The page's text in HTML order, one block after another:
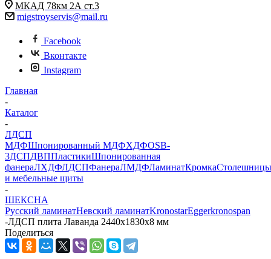
МКАД 78км 2А ст.3
migstroyservis@mail.ru
Facebook
Вконтакте
Instagram
Главная
-
Каталог
-
ЛДСП
МДФШпонированный МДФХДФOSB-
3ДСПДВППластикиШпонированная
фанераЛХДФЛДСПФанераЛМДФЛаминатКромкаСтолешницы
и мебельные щиты
-
ШЕКСНА
Русский ламинатНевский ламинатKronostarEggerkronospan
-ЛДСП плита Лаванда 2440х1830x8 мм
Поделиться